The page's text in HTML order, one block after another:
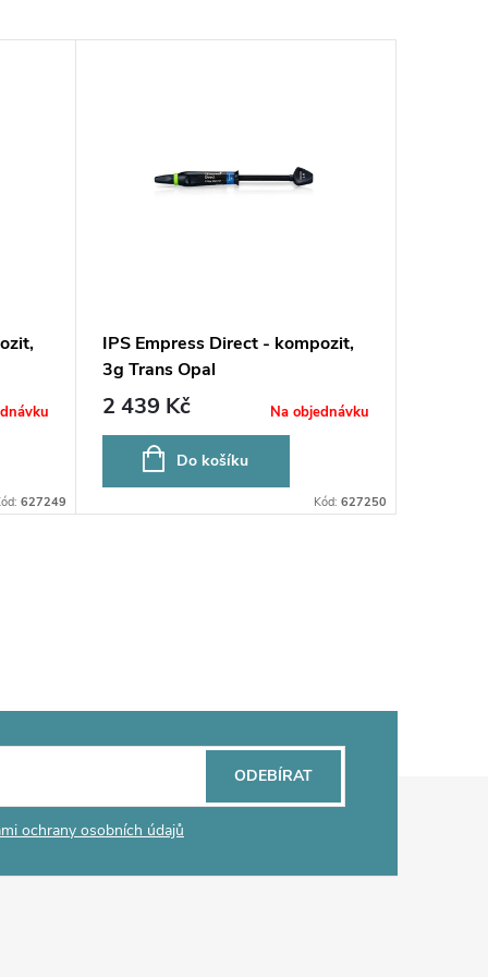
627249
IPS Empress Direct - kompozit,
3g Trans Opal
2 439 Kč Na objednávku
Do košíku
Kód: 627250
ochrany osobních údajů
ODEBÍRAT